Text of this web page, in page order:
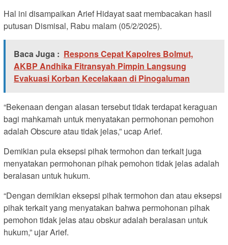
Hal ini disampaikan Arief Hidayat saat membacakan hasil
putusan Dismisal, Rabu malam (05/2/2025).
Baca Juga : Respons Cepat Kapolres Bolmut,
AKBP Andhika Fitransyah Pimpin Langsung
Evakuasi Korban Kecelakaan di Pinogaluman
“Bekenaan dengan alasan tersebut tidak terdapat keraguan
bagi mahkamah untuk menyatakan permohonan pemohon
adalah Obscure atau tidak jelas,” ucap Arief.
Demikian pula eksepsi pihak termohon dan terkait juga
menyatakan permohonan pihak pemohon tidak jelas adalah
beralasan untuk hukum.
“Dengan demikian eksepsi pihak termohon dan atau eksepsi
pihak terkait yang menyatakan bahwa permohonan pihak
pemohon tidak jelas atau obskur adalah beralasan untuk
hukum,” ujar Arief.